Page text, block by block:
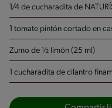
1/4 de cucharadita de
1 tomate pintón cortado en
Zumo de ½ limón (25 ml)
1 cucharadita de cilantro